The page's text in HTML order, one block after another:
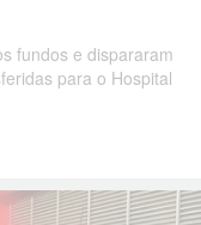
fundos e dispararam
para o Hospital